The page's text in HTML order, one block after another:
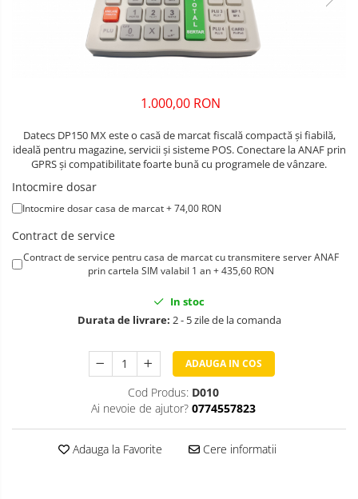
1.000,00 RON
Datecs DP150 MX este o casă de marcat fiscală compactă și fiabilă,
ideală pentru magazine, servicii și sisteme POS. Conectare la ANAF prin
GPRS și compatibilitate foarte bună cu programele de vânzare.
Intocmire dosar
Intocmire dosar casa de marcat + 74,00 RON
Contract de service
Contract de service pentru casa de marcat cu transmitere server ANAF
prin cartela SIM valabil 1 an + 435,60 RON
In stoc
Durata de livrare: 2 - 5 zile de la comanda
ADAUGA IN COS
Cod Produs: D010
Ai nevoie de ajutor? 0774557823
Adauga la Favorite Cere informatii